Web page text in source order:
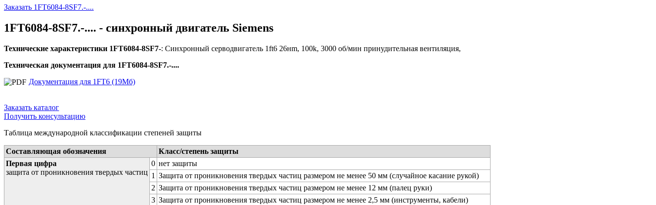
Заказать 1FT6084-8SF7.-....
1FT6084-8SF7.-.... - синхронный двигатель Siemens
Технические характеристики 1FT6084-8SF7-: Синхронный серводвигатель 1ft6 26нm, 100k, 3000 об/мин принудительная вентиляция,
Техническая документация для 1FT6084-8SF7.-....
Документация для 1FT6 (19Мб)
Заказать каталог
Получить консультацию
Таблица международной классификации степеней защиты
Составляющая обозначения
Класс/степень защиты
Первая цифра
защита от проникновения твердых частиц
0 нет защиты
1 Защита от проникновения твердых частиц размером не менее 50 мм (случайное касание рукой)
2 Защита от проникновения твердых частиц размером не менее 12 мм (палец руки)
3 Защита от проникновения твердых частиц размером не менее 2,5 мм (инструменты, кабели)